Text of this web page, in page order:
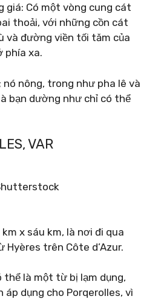
giá: Có một vòng cung cát
thoải, với những cồn cát
và đường viền tối tăm của
phía xa.
nông, trong như pha lê và
bạn dường như chỉ có thể
VAR
x sáu km, là nơi đi qua
Hyères trên Côte d’Azur.
thể là một từ bị lạm dụng,
áp dụng cho Porqerolles, vì